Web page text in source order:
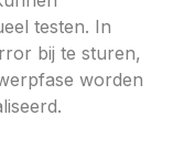
testen. In
bij te sturen,
worden